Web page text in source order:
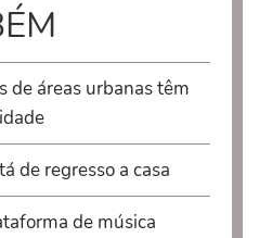
de áreas urbanas têm
de regresso a casa
de música